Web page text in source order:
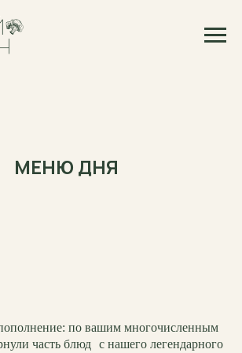
МЕНЮ ДНЯ
по вашим многочисленным
часть блюд с нашего легендарного